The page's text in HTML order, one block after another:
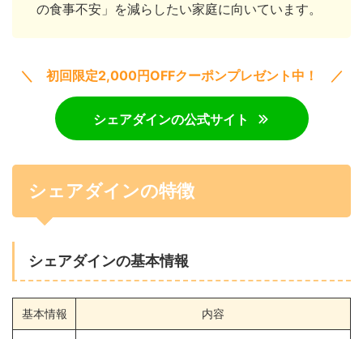
の食事不安」を減らしたい家庭に向いています。
＼ 初回限定2,000円OFFクーポンプレゼント中！ ／
シェアダインの公式サイト
シェアダインの特徴
シェアダインの基本情報
基本情報 内容